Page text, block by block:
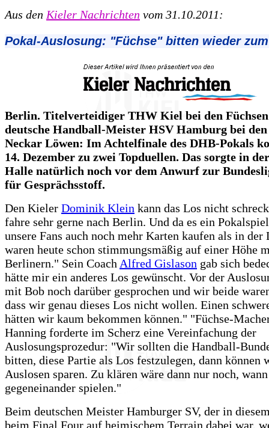
Aus den Kieler Nachrichten vom 31.10.2011:
Pokal-Auslosung: "Füchse" bitten wieder zum
Berlin. Titelverteidiger THW Kiel bei den
deutsche Handball-Meister HSV Hamburg bei
Neckar Löwen: Im Achtelfinale des DHB-Pokals
14. Dezember zu zwei Topduellen. Das sorgte in
Halle natürlich noch vor dem Anwurf zur
für Gesprächsstoff.
Den Kieler Dominik Klein kann das Los nicht
fahre sehr gerne nach Berlin. Und da es ein
unsere Fans auch noch mehr Karten kaufen als in der
waren heute schon stimmungsmäßig auf einer Höhe
Berlinern." Sein Coach Alfred Gislason gab sich
hätte mir ein anderes Los gewünscht. Vor der
mit Bob noch darüber gesprochen und wir beide
dass wir genau dieses Los nicht wollen. Einen
hätten wir kaum bekommen können." "Füchse-
Hanning forderte im Scherz eine Vereinfachung der
Auslosungsprozedur: "Wir sollten die Handball-
bitten, diese Partie als Los festzulegen, dann können
Auslosen sparen. Zu klären wäre dann nur noch,
gegeneinander spielen."
Beim deutschen Meister Hamburger SV, der in
beim Final Four auf heimischem Terrain dabei war,